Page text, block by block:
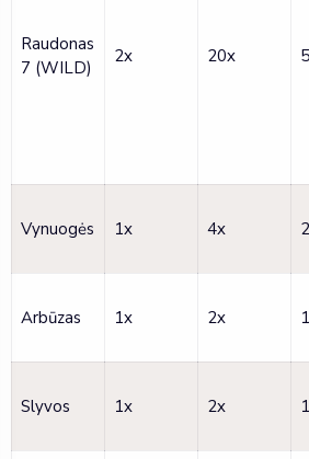
Raudonas
7 (WILD)
2x 20x
Vynuogės 1x 4x
Arbūzas 1x 2x
Slyvos 1x 2x